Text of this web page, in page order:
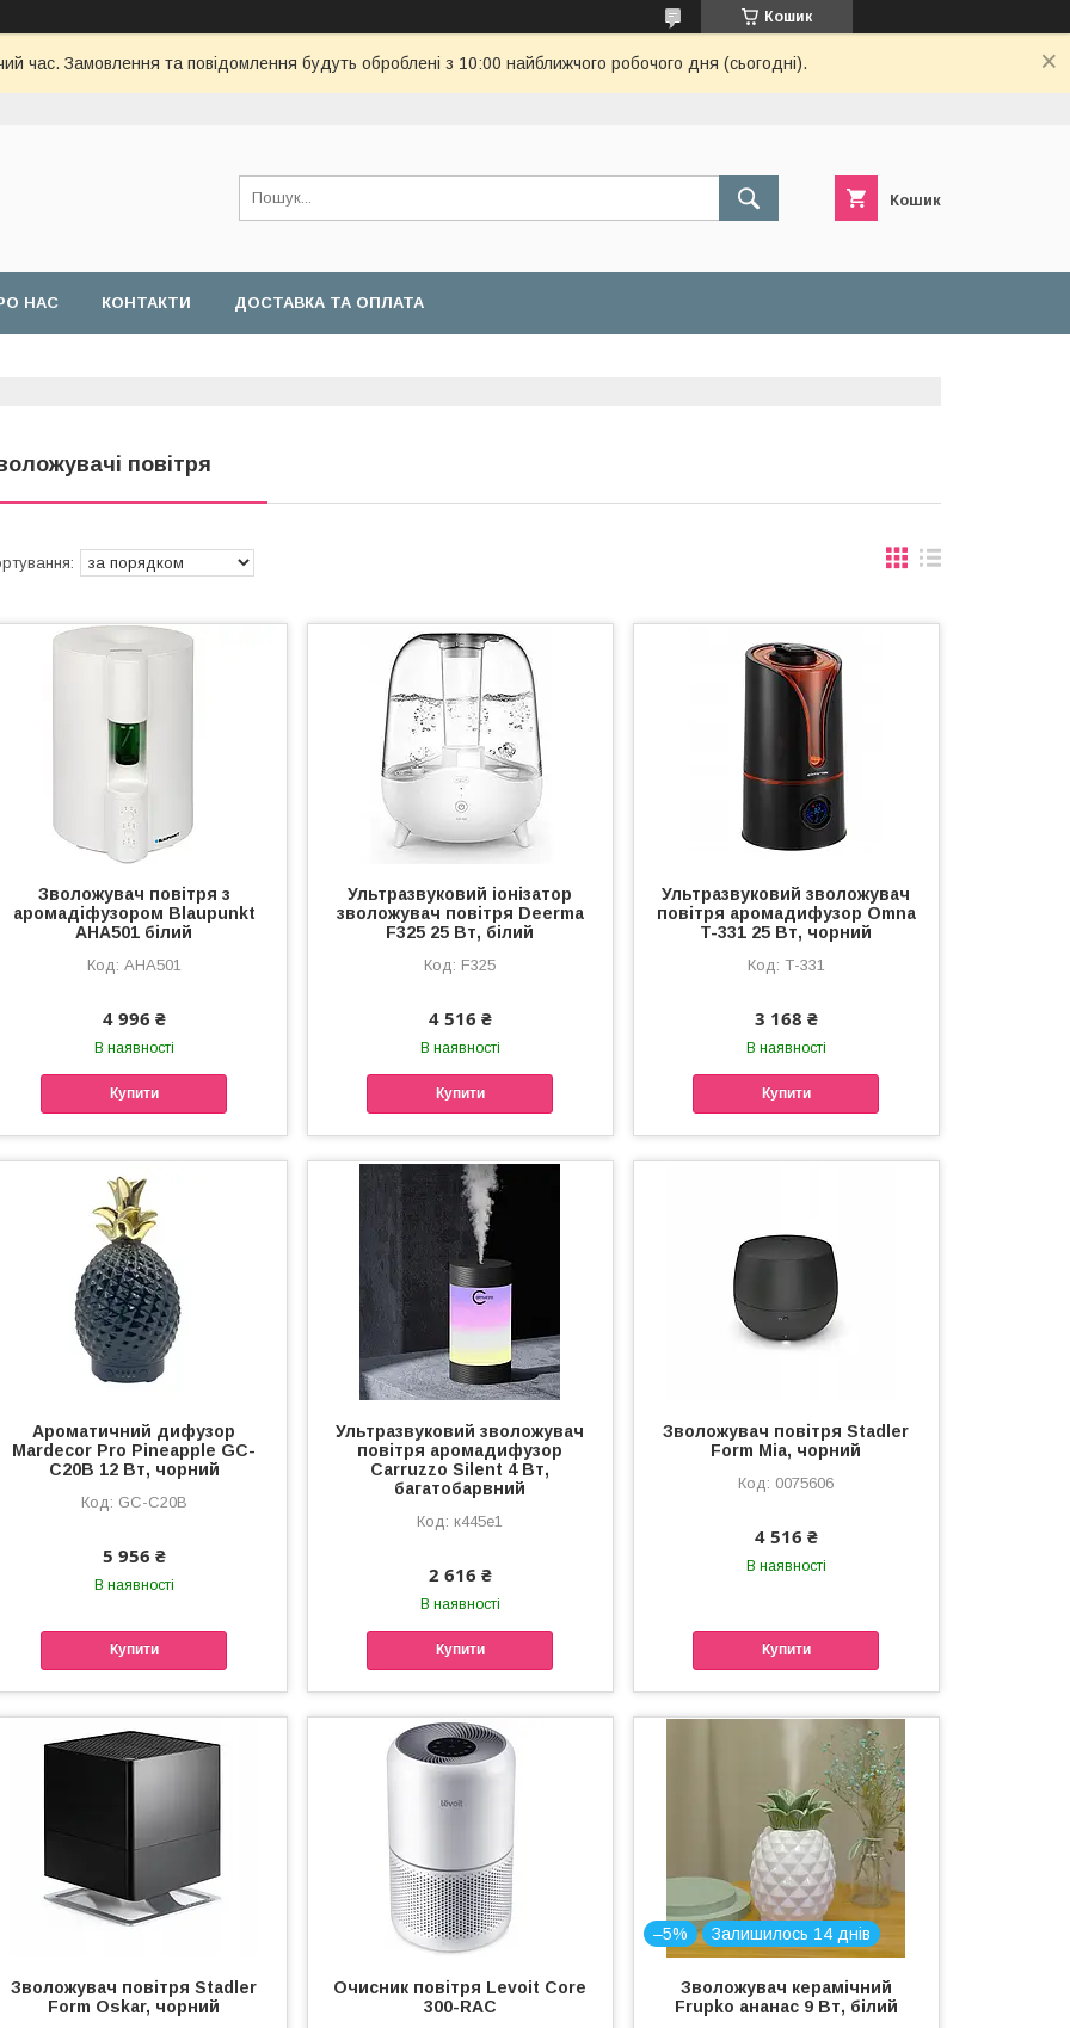
Кошик
час. Замовлення та повідомлення будуть оброблені з 10:00 найближчого робочого дня (сьогодні).
Кошик
НАС КОНТАКТИ ДОСТАВКА ТА ОПЛАТА
повітря
Зволожувач повітря з
аромадіфузором Blaupunkt
AHA501 білий
АНА501
4 996 ₴
В наявності
Купити
Ультразвуковий іонізатор
зволожувач повітря Deerma
F325 25 Вт, білий
F325
4 516 ₴
В наявності
Купити
Ультразвуковий зволожувач
повітря аромадифузор Omna
T-331 25 Вт, чорний
Т-331
3 168 ₴
В наявності
Купити
Ароматичний дифузор
Mardecor Pro Pineapple GC-
C20B 12 Вт, чорний
GC-C20B
5 956 ₴
В наявності
Купити
Ультразвуковий зволожувач
повітря аромадифузор
Carruzzo Silent 4 Вт,
багатобарвний
к445е1
2 616 ₴
В наявності
Купити
Зволожувач повітря Stadler
Form Mia, чорний
0075606
4 516 ₴
В наявності
Купити
Зволожувач повітря Stadler
Form Oskar, чорний
Очисник повітря Levoit Core
300-RAC
–5% Залишилось 14 днів
Зволожувач керамічний
Frupko ананас 9 Вт, білий